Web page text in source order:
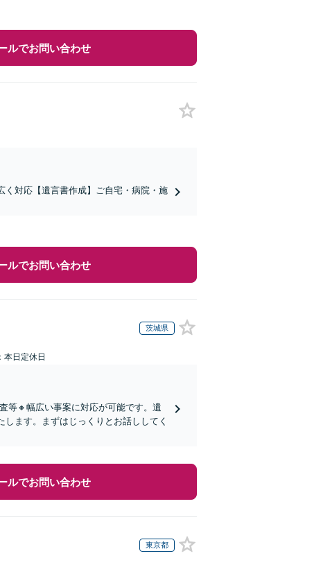
ルでお問い合わせ
く対応【遺言書作成】ご自宅・病院・施
ルでお問い合わせ
茨城県
本日定休日
等🔸幅広い事案に対応が可能です。遺
ます。まずはじっくりとお話ししてく
ルでお問い合わせ
東京都